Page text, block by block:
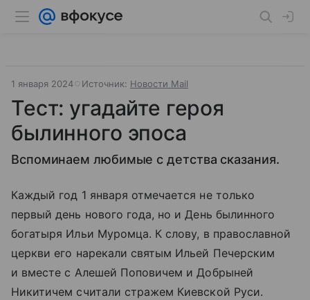
1 января 2024 Источник: Новости Mail
Тест: угадайте героя
былинного эпоса
Вспоминаем любимые с детства сказания.
Каждый год 1 января отмечается не только
первый день нового года, но и День былинного
богатыря Ильи Муромца. К слову, в православной
церкви его нарекали святым Ильей Печерским
и вместе с Алешей Поповичем и Добрыней
Никитичем считали стражем Киевской Руси.